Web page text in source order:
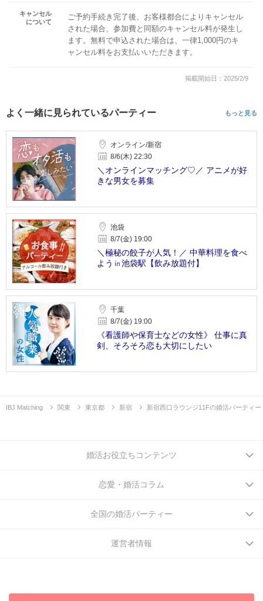
キャンセル
について
ご予約手続き完了後、お客様都合によりキャンセル
された場合、参加費と同額のキャンセル料が発生し
ます。無料で申込された場合は、一律1,000円のキ
ャンセル料をお支払いいただきます。
掲載開始日：2025/2/9
よく一緒に見られているパーティー もっと見る
オンライン/新宿
8/6(木) 22:30
＼オンラインマッチング♡／ アニメが好
きな男女を募集
池袋
8/7(金) 19:00
＼極秘の餃子が人気！／ 中華料理を食べ
よう㏌池袋駅【飲み放題付】
千葉
8/7(金) 19:00
《看護師や保育士などの女性》 仕事に真
剣、そろそろ恋も大切にしたい
IBJ Matching 関東 東京都 新宿 新宿西口ラウンジ11Fの婚活パーティー
婚活お役立ちコンテンツ
恋愛・婚活コラム
全国の婚活パーティー
運営者情報